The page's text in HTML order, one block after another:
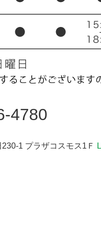
4780
1 プラザコスモス1Ｆ